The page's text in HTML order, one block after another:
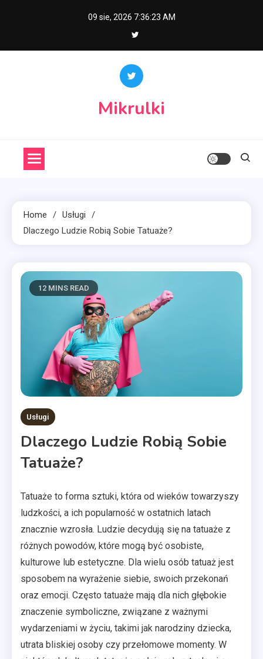
09 sie, 2026 7:36:24 AM
Mikrulki
Home
Usługi
Dlaczego Ludzie Robią Sobie Tatuaże?
12 MINS READ
Usługi
Dlaczego Ludzie Robią Sobie
Tatuaże?
Tatuaże to forma sztuki, która od wieków towarzyszy
ludzkości, a ich popularność w ostatnich latach
znacznie wzrosła. Ludzie decydują się na tatuaże z
różnych powodów, które mogą być osobiste,
kulturowe lub estetyczne. Dla wielu osób tatuaż jest
sposobem na wyrażenie siebie, swoich przekonań
oraz emocji. Często tatuaże mają dla nich głębokie
znaczenie symboliczne, związane z ważnymi
wydarzeniami w życiu, takimi jak narodziny dziecka,
utrata bliskiej osoby czy przełomowe momenty. W